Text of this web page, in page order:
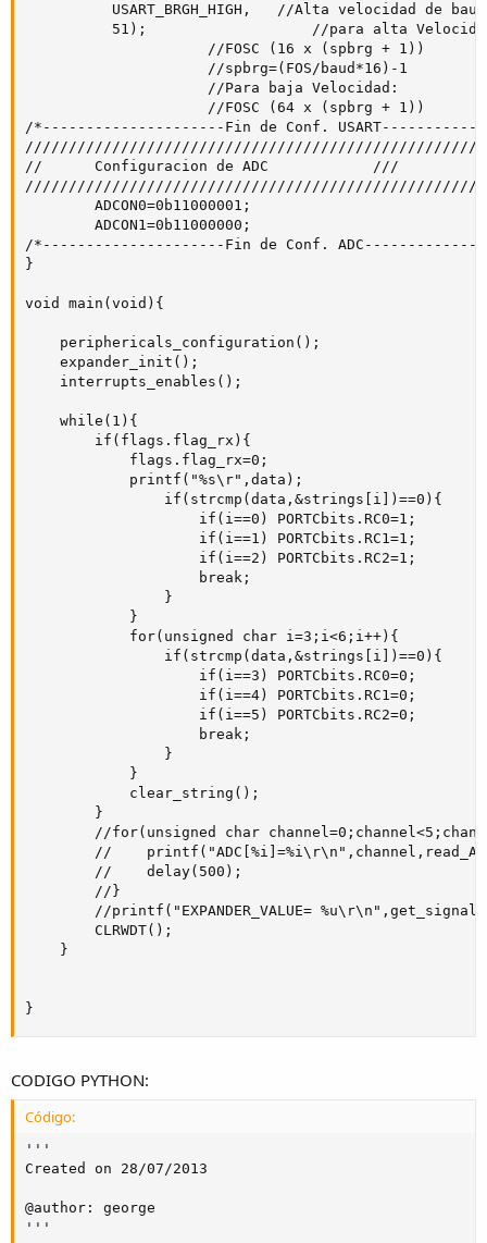
/*---------------------Fin de Conf.
//		Configuracion de ADC			///
        ADCON0=0b11000001;
        ADCON1=0b11000000;
/*---------------------Fin de Conf.
}
void main(void){
    periphericals_configuration();
    expander_init();
    interrupts_enables();
    while(1){
        if(flags.flag_rx){
            flags.flag_rx=0;
            printf("%s\r",data);
                if(strcmp(data,&strings[i])==0){
                    if(i==0) PORTCbits.RC0=1;
                    if(i==1) PORTCbits.RC1=1;
                    if(i==2) PORTCbits.RC2=1;
                    break;
                }
            }
            for(unsigned char i=3;i<6;i++){
                if(strcmp(data,&strings[i])==0){
                    if(i==3) PORTCbits.RC0=0;
                    if(i==4) PORTCbits.RC1=0;
                    if(i==5) PORTCbits.RC2=0;
                    break;
                }
            }
            clear_string();
        }
//for(unsigned char
//
        //    delay(500);
        //}
//printf("EXPANDER_VALUE=
        CLRWDT();
    }
}
CODIGO PYTHON:
Código:
'''
Created on 28/07/2013
@author: george
'''